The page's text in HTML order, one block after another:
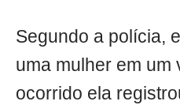
Segundo a polícia,
uma mulher em um
ocorrido ela